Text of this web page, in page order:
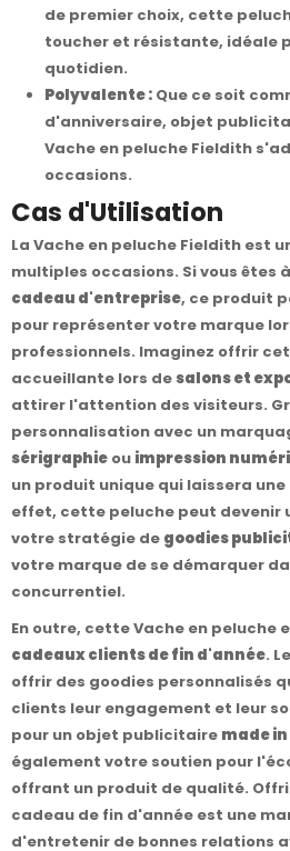
de premier choix, cette
toucher et résistante, idéale
quotidien.
Polyvalente : Que ce soit
d'anniversaire, objet
Vache en peluche Fieldith
occasions.
Cas d'Utilisation
La Vache en peluche Fieldith est
multiples occasions. Si vous êtes
cadeau d'entreprise, ce produit
pour représenter votre marque
professionnels. Imaginez offrir
accueillante lors desalons et
attirer l'attention des visiteurs.
personnalisation avec un
sérigraphie ou impression
un produit unique qui laissera
effet, cette peluche peut devenir
votre stratégie de goodies
votre marque de se démarquer
concurrentiel.
En outre, cette Vache en peluche
cadeaux clients de fin d'année.
offrir des goodies personnalisés
clients leur engagement et leur
pour un objet publicitaire made
également votre soutien pour
offrant un produit de qualité.
cadeau de fin d'année est une
d'entretenir de bonnes relations